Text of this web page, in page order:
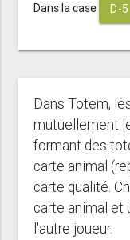
Dans la case D-5
Dans Totem,
mutuellement
formant des
carte animal
carte qualité.
carte animal et
l'autre joueur.